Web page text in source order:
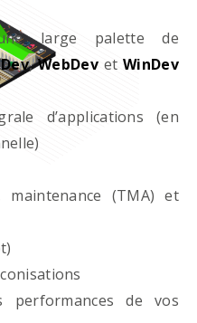
large palette de
,WebDevet WinDev
d’applications (en
(TMA) et
de vos